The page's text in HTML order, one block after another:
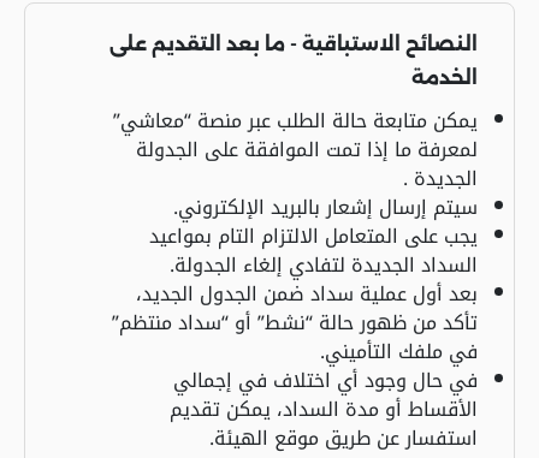
النصائح الاستباقية - ما بعد التقديم على
الخدمة
يمكن متابعة حالة الطلب عبر منصة “معاشي”
لمعرفة ما إذا تمت الموافقة على الجدولة
الجديدة .
سيتم إرسال إشعار بالبريد الإلكتروني.
يجب على المتعامل الالتزام التام بمواعيد
السداد الجديدة لتفادي إلغاء الجدولة.
بعد أول عملية سداد ضمن الجدول الجديد،
تأكد من ظهور حالة “نشط” أو “سداد منتظم”
في ملفك التأميني.
في حال وجود أي اختلاف في إجمالي
الأقساط أو مدة السداد، يمكن تقديم
استفسار عن طريق موقع الهيئة.